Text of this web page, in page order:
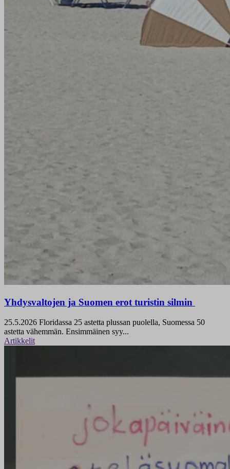
Yhdysvaltojen ja Suomen erot turistin silmin
25.5.2026 Floridassa 25 astetta plussan puolella, Suomessa 50
astetta vähemmän. Ensimmäinen syy...
Artikkelit